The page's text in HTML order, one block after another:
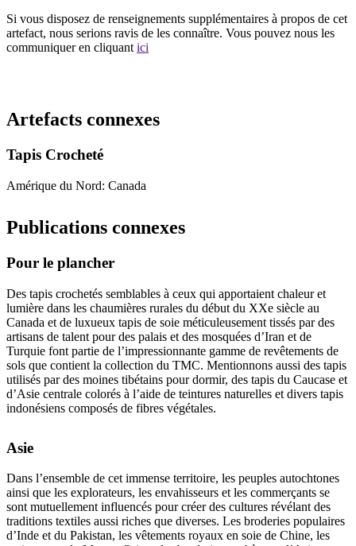
Si vous disposez de renseignements supplémentaires à propos de cet
artefact, nous serions ravis de les connaître. Vous pouvez nous les
communiquer en cliquant ici
Artefacts connexes
Tapis Crocheté
Amérique du Nord: Canada
Publications connexes
Pour le plancher
Des tapis crochetés semblables à ceux qui apportaient chaleur et
lumière dans les chaumières rurales du début du XXe siècle au
Canada et de luxueux tapis de soie méticuleusement tissés par des
artisans de talent pour des palais et des mosquées d’Iran et de
Turquie font partie de l’impressionnante gamme de revêtements de
sols que contient la collection du TMC. Mentionnons aussi des tapis
utilisés par des moines tibétains pour dormir, des tapis du Caucase et
d’Asie centrale colorés à l’aide de teintures naturelles et divers tapis
indonésiens composés de fibres végétales.
Asie
Dans l’ensemble de cet immense territoire, les peuples autochtones
ainsi que les explorateurs, les envahisseurs et les commerçants se
sont mutuellement influencés pour créer des cultures révélant des
traditions textiles aussi riches que diverses. Les broderies populaires
d’Inde et du Pakistan, les vêtements royaux en soie de Chine, les